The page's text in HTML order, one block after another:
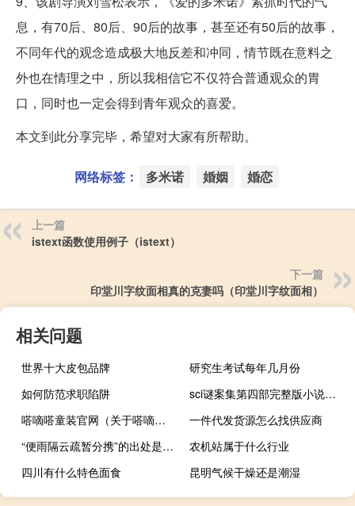
息，有70后、80后、90后的故事，甚至还有50后的故事，
不同年代的观念造成极大地反差和冲同，情节既在意料之
外也在情理之中，所以我相信它不仅符合普通观众的胃
口，同时也一定会得到青年观众的喜爱。
本文到此分享完毕，希望对大家有所帮助。
网络标签： 多米诺 婚姻 婚恋
上一篇
istext函数使用例子（istext）
下一篇
印堂川字纹面相真的克妻吗（印堂川字纹面相）
相关问题
世界十大皮包品牌
研究生考试每年几月份
如何防范求职陷阱
sci谜案集第四部完整版小说（sci谜案集第四部txt）
嗒嘀嗒童装官网（关于嗒嘀嗒童装官网的介绍）
一件代发货源怎么找供应商
“便雨隔云疏暂分携”的出处是哪里
农机站属于什么行业
四川有什么特色面食
昆明气候干燥还是潮湿